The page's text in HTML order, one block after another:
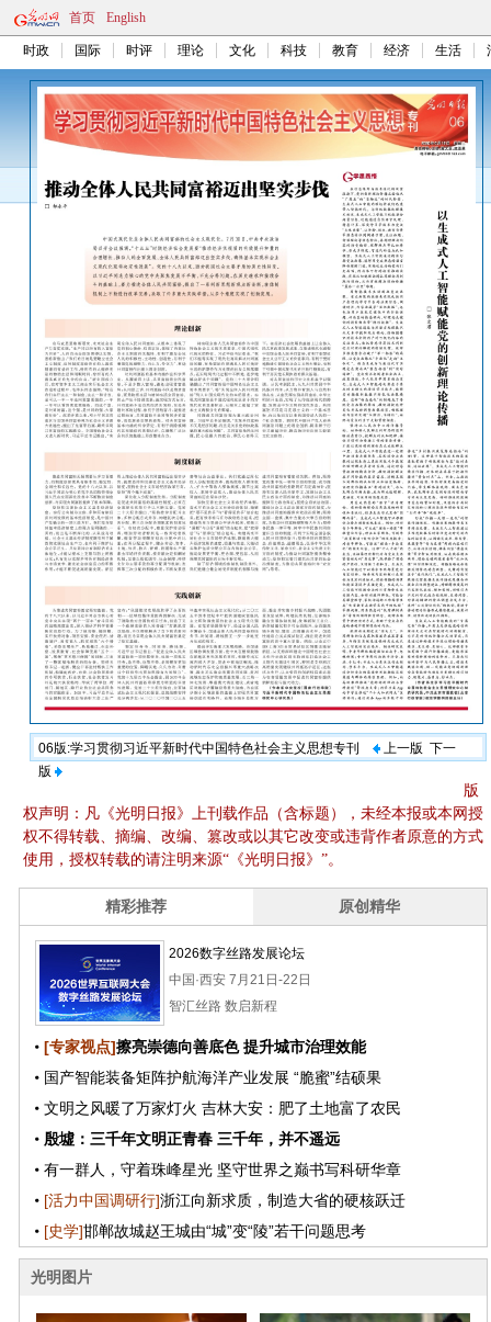
首页 English
时政 国际 时评 理论 文化 科技 教育 经济 生活
06版:学习贯彻习近平新时代中国特色社会主义思想专刊 上一版 下一
版
版
权声明：凡《光明日报》上刊载作品（含标题），未经本报或本网授
权不得转载、摘编、改编、篡改或以其它改变或违背作者原意的方式
使用，授权转载的请注明来源“《光明日报》”。